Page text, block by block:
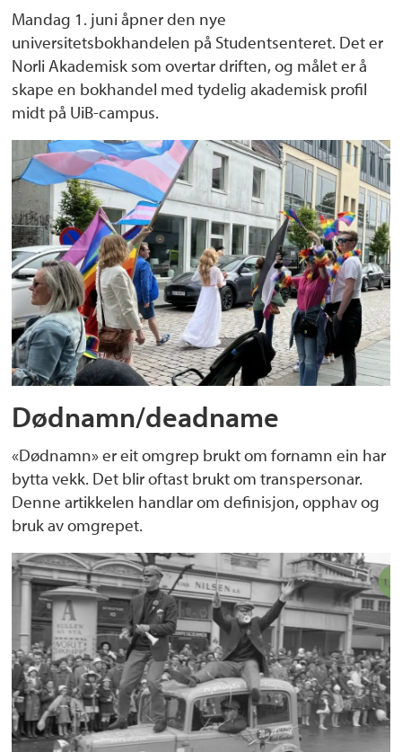
Mandag 1. juni åpner den nye
universitetsbokhandelen på Studentsenteret. Det er
Norli Akademisk som overtar driften, og målet er å
skape en bokhandel med tydelig akademisk profil
midt på UiB-campus.
Dødnamn/deadname
«Dødnamn» er eit omgrep brukt om fornamn ein har
bytta vekk. Det blir oftast brukt om transpersonar.
Denne artikkelen handlar om definisjon, opphav og
bruk av omgrepet.